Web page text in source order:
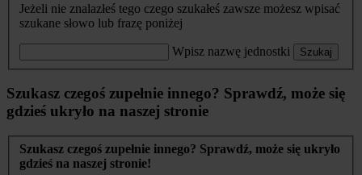
Jeżeli nie znalazłeś tego czego szukałeś zawsze możesz wpisać
szukane słowo lub frazę poniżej
Wpisz nazwę jednostki Szukaj
Szukasz czegoś zupełnie innego? Sprawdź, może się
gdzieś ukryło na naszej stronie
Szukasz czegoś zupełnie innego? Sprawdź, może się ukryło
gdzieś na naszej stronie!